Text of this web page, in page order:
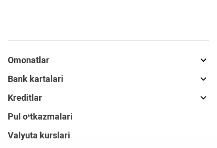
Omonatlar
Bank kartalari
Kreditlar
Pul o‘tkazmalari
Valyuta kurslari